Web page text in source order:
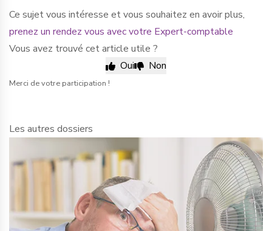
Ce sujet vous intéresse et vous souhaitez en avoir plus,
prenez un rendez vous avec votre Expert-comptable
Vous avez trouvé cet article utile ?
Oui
Non
Merci de votre participation !
Les autres dossiers